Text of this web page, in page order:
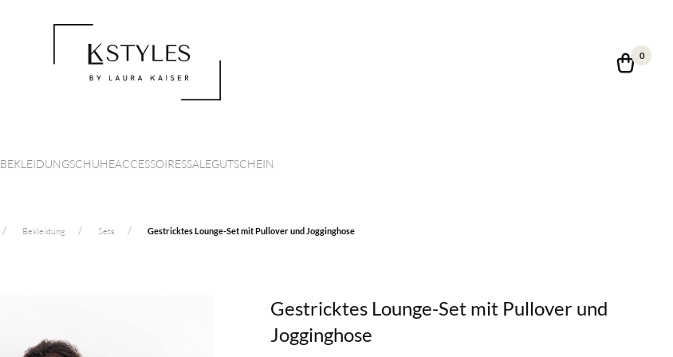
0
BEKLEIDUNGSCHUHEACCESSOIRESSALEGUTSCHEIN
Bekleidung Sets Gestricktes Lounge-Set mit Pullover und Jogginghose
Gestricktes Lounge-Set mit Pullover und
Jogginghose